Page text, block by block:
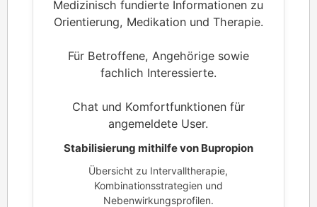
Medizinisch fundierte Informationen zu
Orientierung, Medikation und Therapie.
Für Betroffene, Angehörige sowie
fachlich Interessierte.
Chat und Komfortfunktionen für
angemeldete User.
Stabilisierung mithilfe von Bupropion
Übersicht zu Intervalltherapie,
Kombinationsstrategien und
Nebenwirkungsprofilen.